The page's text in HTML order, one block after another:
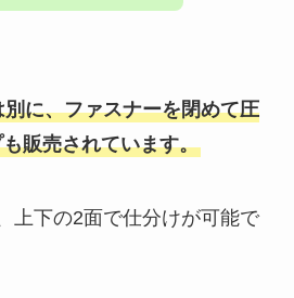
に、ファスナーを閉めて圧
販売されています。
上下の2面で仕分けが可能で